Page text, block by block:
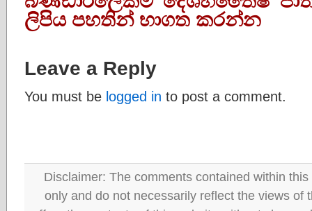
Leave a Reply
You must be logged in to post a comment.
Disclaimer: The comments contained within
only and do not necessarily reflect the views of